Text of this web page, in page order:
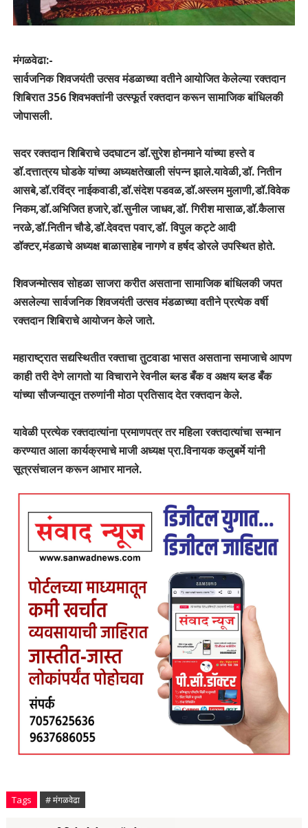
मंगळवेढा:-
सार्वजनिक शिवजयंती उत्सव मंडळाच्या वतीने आयोजित केलेल्या रक्तदान
शिबिरात 356 शिवभक्तांनी उत्स्फूर्त रक्तदान करून सामाजिक बांधिलकी
जोपासली.
सदर रक्तदान शिबिराचे उदघाटन डॉ.सुरेश होनमाने यांच्या हस्ते व
डॉ.दत्तात्रय घोडके यांच्या अध्यक्षतेखाली संपन्न झाले.यावेळी,डॉ. नितीन
आसबे,डॉ.रविंद्र नाईकवाडी,डॉ.संदेश पडवळ,डॉ.अस्लम मुलाणी,डॉ.विवेक
निकम,डॉ.अभिजित हजारे,डॉ.सुनील जाधव,डॉ. गिरीश मासाळ,डॉ.कैलास
नरळे,डॉ.नितीन चौडे,डॉ.देवदत्त पवार,डॉ. विपुल कट्टे आदी
डॉक्टर,मंडळाचे अध्यक्ष बाळासाहेब नागणे व हर्षद डोरले उपस्थित होते.
शिवजन्मोत्सव सोहळा साजरा करीत असताना सामाजिक बांधिलकी जपत
असलेल्या सार्वजनिक शिवजयंती उत्सव मंडळाच्या वतीने प्रत्येक वर्षी
रक्तदान शिबिराचे आयोजन केले जाते.
महाराष्ट्रात सद्यस्थितीत रक्ताचा तुटवाडा भासत असताना समाजाचे आपण
काही तरी देणे लागतो या विचाराने रेवनील ब्लड बँक व अक्षय ब्लड बँक
यांच्या सौजन्यातून तरुणांनी मोठा प्रतिसाद देत रक्तदान केले.
यावेळी प्रत्येक रक्तदात्यांना प्रमाणपत्र तर महिला रक्तदात्यांचा सन्मान
करण्यात आला कार्यक्रमाचे माजी अध्यक्ष प्रा.विनायक कलुबर्मे यांनी
सूत्रसंचालन करून आभार मानले.
Tags # मंगळवेढा